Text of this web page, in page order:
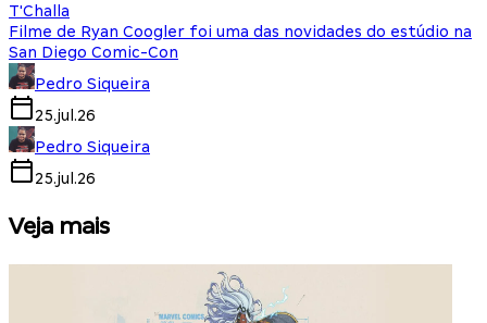
T'Challa
Filme de Ryan Coogler foi uma das novidades do estúdio na
San Diego Comic-Con
Pedro Siqueira
25.jul.26
Pedro Siqueira
25.jul.26
Veja mais